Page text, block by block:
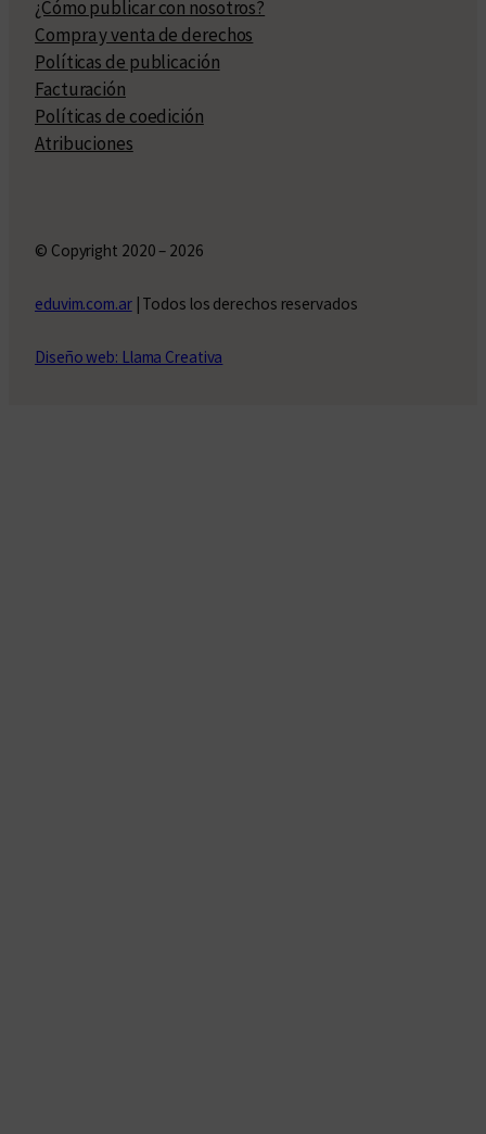
¿Cómo publicar con nosotros?
Compra y venta de derechos
Políticas de publicación
Facturación
Políticas de coedición
Atribuciones
© Copyright 2020 – 2026
eduvim.com.ar| Todos los derechos reservados
Diseño web: Llama Creativa